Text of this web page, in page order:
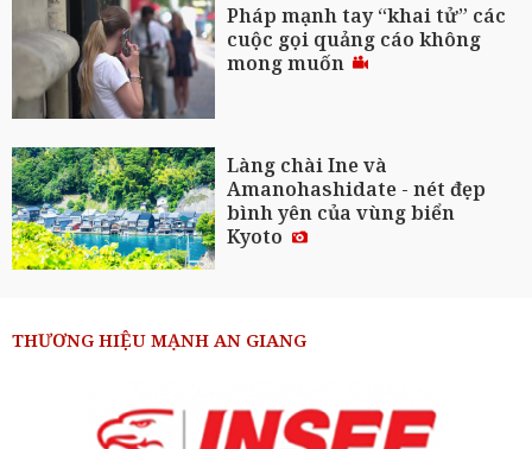
Pháp mạnh tay “khai tử” các
cuộc gọi quảng cáo không
mong muốn
Làng chài Ine và
Amanohashidate - nét đẹp
bình yên của vùng biển
Kyoto
THƯƠNG HIỆU MẠNH AN GIANG